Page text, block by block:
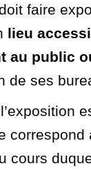
faire
lieu
au public
de ses
correspond
cours